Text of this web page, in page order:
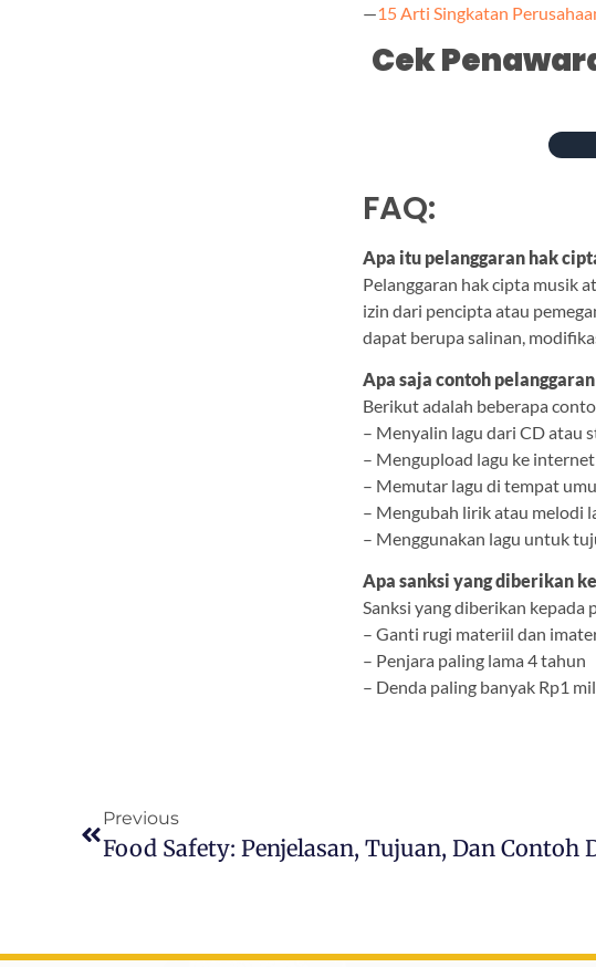
—15 Arti Singkatan
Cek
FAQ:
Apa itu pelanggaran hak
Pelanggaran hak cipta musik
izin dari pencipta atau
dapat berupa salinan,
Apa saja contoh
Berikut adalah beberapa
– Menyalin lagu dari CD atau
– Mengupload lagu ke
– Memutar lagu di tempat
– Mengubah lirik atau melodi
– Menggunakan lagu untuk
Apa sanksi yang diberikan
Sanksi yang diberikan kepada
– Ganti rugi materiil dan
– Penjara paling lama 4 tahun
– Denda paling banyak Rp1
Previous